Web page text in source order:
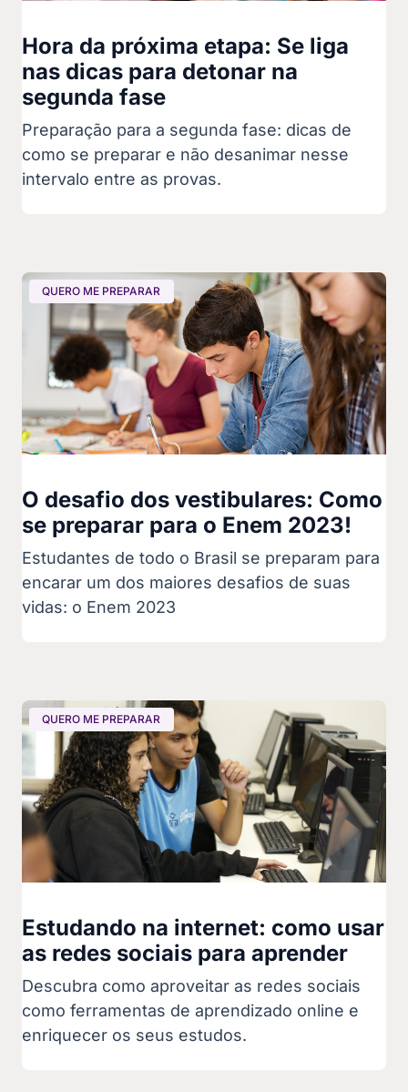
Hora da próxima etapa: Se liga
nas dicas para detonar na
segunda fase
Preparação para a segunda fase: dicas de
como se preparar e não desanimar nesse
intervalo entre as provas.
QUERO ME PREPARAR
O desafio dos vestibulares: Como
se preparar para o Enem 2023!
Estudantes de todo o Brasil se preparam para
encarar um dos maiores desafios de suas
vidas: o Enem 2023
QUERO ME PREPARAR
Estudando na internet: como usar
as redes sociais para aprender
Descubra como aproveitar as redes sociais
como ferramentas de aprendizado online e
enriquecer os seus estudos.